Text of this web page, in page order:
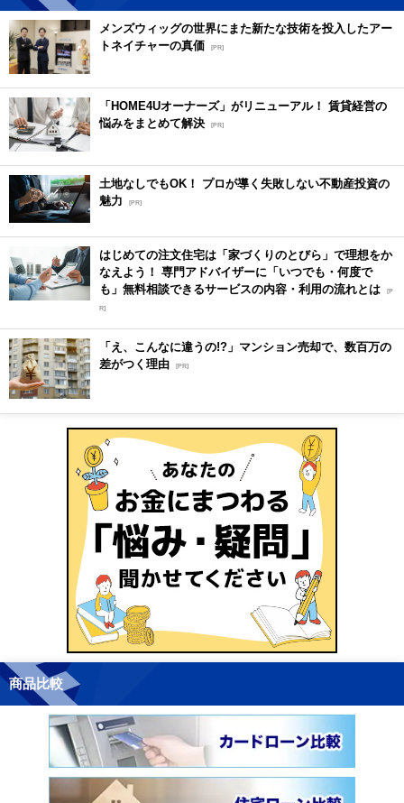
メンズウィッグの世界にまた新たな技術を投入したアー
トネイチャーの真価 [PR]
「HOME4Uオーナーズ」がリニューアル！ 賃貸経営の
悩みをまとめて解決 [PR]
土地なしでもOK！ プロが導く失敗しない不動産投資の
魅力
[PR]
はじめての注文住宅は「家づくりのとびら」で理想をか
なえよう！ 専門アドバイザーに「いつでも・何度で
も」無料相談できるサービスの内容・利用の流れとは [P
R]
「え、こんなに違うの!?」マンション売却で、数百万の
差がつく理由 [PR]
商品比較